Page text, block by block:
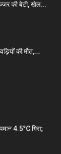
की बेटी, खेल...
की मौत,...
4.5°C गिरा;